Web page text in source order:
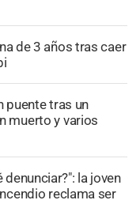
de 3 años tras caer
puente tras un
muerto y varios
denunciar?": la joven
reclama ser